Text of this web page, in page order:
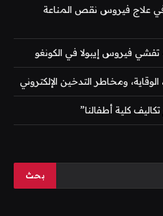
في علاج فيروس نقص المناعة
ومخاطر التدخين الإلكتروني